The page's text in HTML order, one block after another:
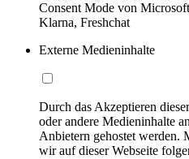
Consent Mode von
Klarna, Freshchat
Externe Medieninhalte
Durch das Akzeptieren
oder andere Medieninhalte
Anbietern gehostet werden.
wir auf dieser Webseite